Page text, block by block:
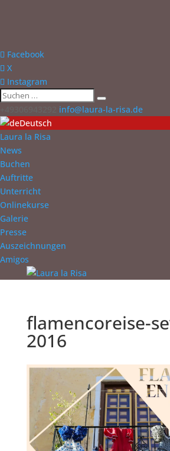
Facebook
X
Instagram
info@laura-la-risa.de
Deutsch
Laura la Risa
News
Buchen
Auftritte
Unterricht
Onlinekurse
Galerie
Presse
Auszeichnungen
Amigos
flamencoreise-
2016